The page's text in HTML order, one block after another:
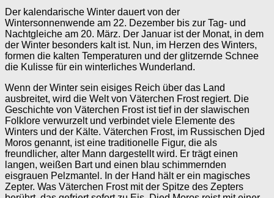
Der kalendarische Winter dauert von der
Wintersonnenwende am 22. Dezember bis zur Tag- und
Nachtgleiche am 20. März. Der Januar ist der Monat, in dem
der Winter besonders kalt ist. Nun, im Herzen des Winters,
formen die kalten Temperaturen und der glitzernde Schnee
die Kulisse für ein winterliches Wunderland.
Wenn der Winter sein eisiges Reich über das Land
ausbreitet, wird die Welt von Väterchen Frost regiert. Die
Geschichte von Väterchen Frost ist tief in der slawischen
Folklore verwurzelt und verbindet viele Elemente des
Winters und der Kälte. Väterchen Frost, im Russischen Djed
Moros genannt, ist eine traditionelle Figur, die als
freundlicher, alter Mann dargestellt wird. Er trägt einen
langen, weißen Bart und einen blau schimmernden
eisgrauen Pelzmantel. In der Hand hält er ein magisches
Zepter. Was Väterchen Frost mit der Spitze des Zepters